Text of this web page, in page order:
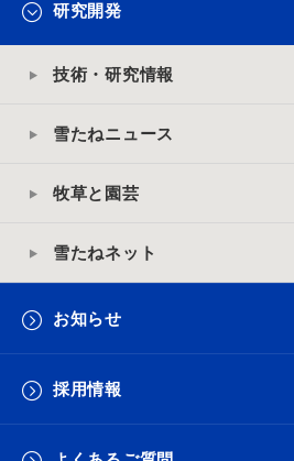
研究開発
技術・研究情報
雪たねニュース
牧草と園芸
雪たねネット
お知らせ
採用情報